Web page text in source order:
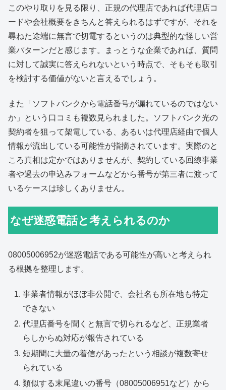
このやり取りを見る限り、正規の代理店であれば代理店コ
ードや会社概要をきちんと答えられるはずですが、それを
尋ねた途端に無言で切電するというのは典型的な怪しい営
業パターンだと感じます。まっとうな企業であれば、質問
に対して誠実に答えられないという時点で、そもそも取引
を検討する価値がないと言えるでしょう。
また「ソフトバンクから電話番号が漏れているのではない
か」という口コミも複数見られました。ソフトバンク光の
契約者を狙って架電している、あるいは代理店経由で個人
情報が流出している可能性が指摘されています。実際のと
ころ真相は定かではありませんが、契約している回線事業
者や過去の申込みフォームなどから番号が第三者に渡って
いるケースは珍しくありません。
なぜ迷惑電話と考えられるのか
08005006952が迷惑電話である可能性が高いと考えられ
る根拠を整理します。
事業者情報がほぼ非公開で、会社名も所在地も特定
できない
代理店番号を聞くと無言で切られるなど、正規業者
らしからぬ対応が報告されている
短期間に大量の着信があったという相談が複数寄せ
られている
類似する末尾違いの番号（08005006951など）から